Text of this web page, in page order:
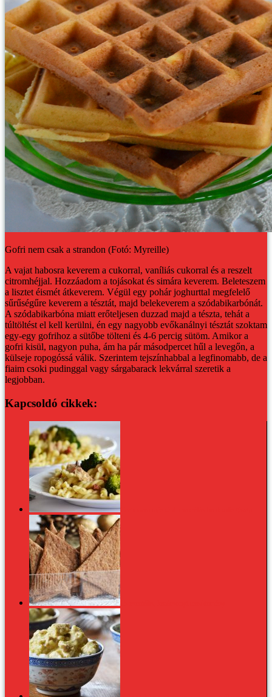
Gofri nem csak a strandon (Fotó: Myreille)
A vajat habosra keverem a cukorral, vaníliás cukorral és a reszelt
citromhéjjal. Hozzáadom a tojásokat és simára keverem. Beleteszem
a lisztet éismét átkeverem. Végül egy pohár joghurttal megfelelő
sűrűségűre keverem a tésztát, majd belekeverem a szódabikarbónát.
A szódabikarbóna miatt erőteljesen duzzad majd a tészta, tehát a
túltöltést el kell kerülni, én egy nagyobb evőkanálnyi tésztát szoktam
egy-egy gofrihoz a sütőbe tölteni és 4-6 percig sütöm. Amikor a
gofri kisül, nagyon puha, ám ha pár másodpercet hűl a levegőn, a
külseje ropogóssá válik. Szerintem tejszínhabbal a legfinomabb, de a
fiaim csoki pudinggal vagy sárgabarack lekvárral szeretik a
legjobban.
Kapcsoldó cikkek: